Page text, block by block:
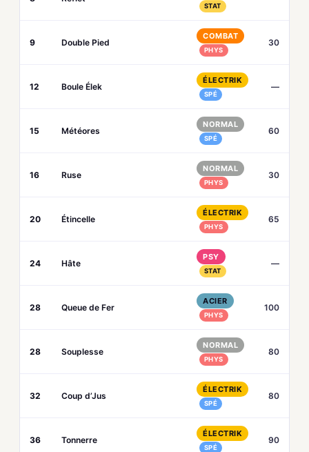
STAT
9 Double Pied
COMBAT
PHYS
30
12 Boule Élek
ÉLECTRIK
SPÉ
—
15 Météores
NORMAL
SPÉ
60
16 Ruse
NORMAL
PHYS
30
20 Étincelle
ÉLECTRIK
PHYS
65
24 Hâte
PSY
STAT
—
28 Queue de Fer
ACIER
PHYS
100
28 Souplesse
NORMAL
PHYS
80
32 Coup d’Jus
ÉLECTRIK
SPÉ
80
36 Tonnerre
ÉLECTRIK
SPÉ
90